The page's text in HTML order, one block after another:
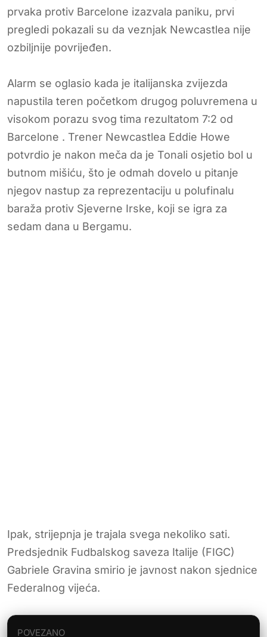
prvaka protiv Barcelone izazvala paniku, prvi
pregledi pokazali su da veznjak Newcastlea nije
ozbiljnije povrijeđen.
Alarm se oglasio kada je italijanska zvijezda
napustila teren početkom drugog poluvremena u
visokom porazu svog tima rezultatom 7:2 od
Barcelone . Trener Newcastlea Eddie Howe
potvrdio je nakon meča da je Tonali osjetio bol u
butnom mišiću, što je odmah dovelo u pitanje
njegov nastup za reprezentaciju u polufinalu
baraža protiv Sjeverne Irske, koji se igra za
sedam dana u Bergamu.
Ipak, strijepnja je trajala svega nekoliko sati.
Predsjednik Fudbalskog saveza Italije (FIGC)
Gabriele Gravina smirio je javnost nakon sjednice
Federalnog vijeća.
POVEZANO